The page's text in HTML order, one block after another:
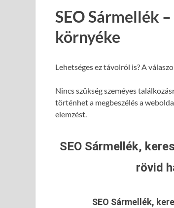
SEO Sármellék
környéke
Lehetséges ez távolról is? A
Nincs szükség szeméyes
történhet a megbeszélés a
elemzést.
SEO Sármellék,
rövid
SEO Sármellék,